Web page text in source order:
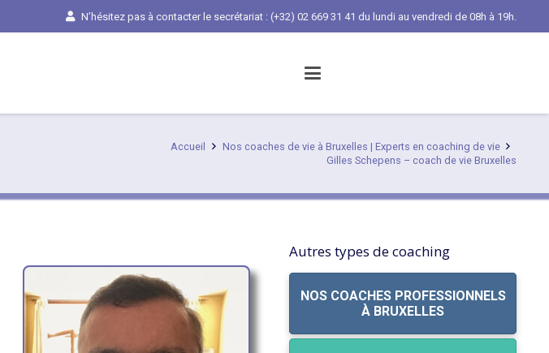
N’hésitez pas à contacter le secrétariat : (+32) 02 669 31 41 du lundi au vendredi de 08h à 19h.
Accueil
Nos coaches de vie à Bruxelles | Experts en coaching de vie
Gilles Schepens – coach de vie Bruxelles
Autres types de coaching
NOS COACHES PROFESSIONNELS
À BRUXELLES